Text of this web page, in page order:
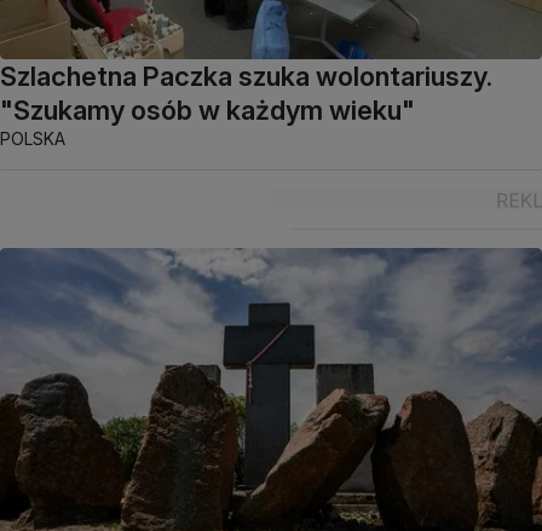
Szlachetna Paczka szuka wolontariuszy.
"Szukamy osób w każdym wieku"
POLSKA